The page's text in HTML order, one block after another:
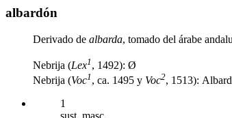
albardón
Derivado de albarda, tomado del árabe
Nebrija (Lex1 , 1492): Ø
Nebrija (Voc1 , ca. 1495 y Voc2, 1513):
1